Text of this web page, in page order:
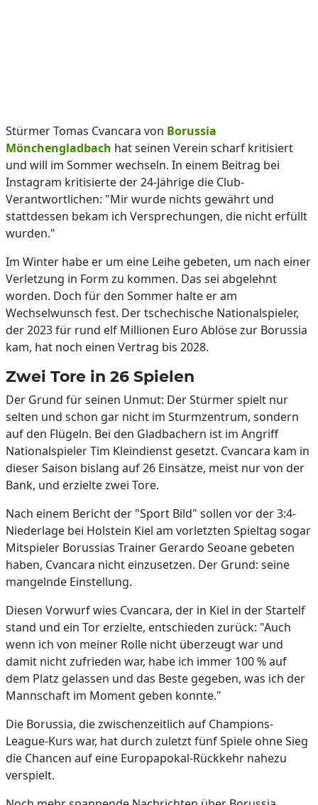
Stürmer Tomas Cvancara von Borussia
Mönchengladbach hat seinen Verein scharf kritisiert
und will im Sommer wechseln. In einem Beitrag bei
Instagram kritisierte der 24-Jährige die Club-
Verantwortlichen: "Mir wurde nichts gewährt und
stattdessen bekam ich Versprechungen, die nicht erfüllt
wurden."
Im Winter habe er um eine Leihe gebeten, um nach einer
Verletzung in Form zu kommen. Das sei abgelehnt
worden. Doch für den Sommer halte er am
Wechselwunsch fest. Der tschechische Nationalspieler,
der 2023 für rund elf Millionen Euro Ablöse zur Borussia
kam, hat noch einen Vertrag bis 2028.
Zwei Tore in 26 Spielen
Der Grund für seinen Unmut: Der Stürmer spielt nur
selten und schon gar nicht im Sturmzentrum, sondern
auf den Flügeln. Bei den Gladbachern ist im Angriff
Nationalspieler Tim Kleindienst gesetzt. Cvancara kam in
dieser Saison bislang auf 26 Einsätze, meist nur von der
Bank, und erzielte zwei Tore.
Nach einem Bericht der "Sport Bild" sollen vor der 3:4-
Niederlage bei Holstein Kiel am vorletzten Spieltag sogar
Mitspieler Borussias Trainer Gerardo Seoane gebeten
haben, Cvancara nicht einzusetzen. Der Grund: seine
mangelnde Einstellung.
Diesen Vorwurf wies Cvancara, der in Kiel in der Startelf
stand und ein Tor erzielte, entschieden zurück: "Auch
wenn ich von meiner Rolle nicht überzeugt war und
damit nicht zufrieden war, habe ich immer 100 % auf
dem Platz gelassen und das Beste gegeben, was ich der
Mannschaft im Moment geben konnte."
Die Borussia, die zwischenzeitlich auf Champions-
League-Kurs war, hat durch zuletzt fünf Spiele ohne Sieg
die Chancen auf eine Europapokal-Rückkehr nahezu
verspielt.